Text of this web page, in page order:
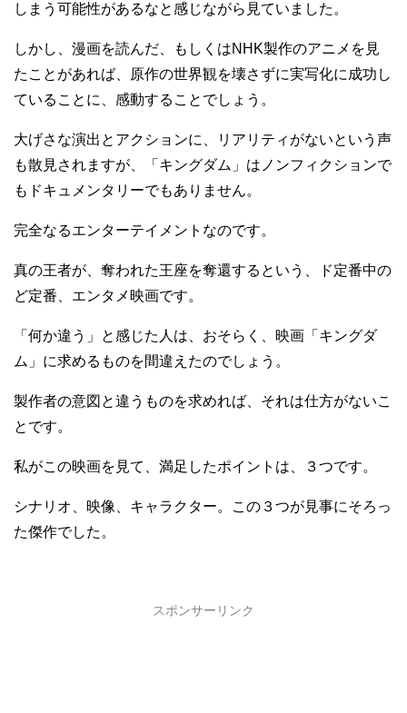
しまう可能性があるなと感じながら見ていました。
しかし、漫画を読んだ、もしくはNHK製作のアニメを見
たことがあれば、原作の世界観を壊さずに実写化に成功し
ていることに、感動することでしょう。
大げさな演出とアクションに、リアリティがないという声
も散見されますが、「キングダム」はノンフィクションで
もドキュメンタリーでもありません。
完全なるエンターテイメントなのです。
真の王者が、奪われた王座を奪還するという、ド定番中の
ど定番、エンタメ映画です。
「何か違う」と感じた人は、おそらく、映画「キングダ
ム」に求めるものを間違えたのでしょう。
製作者の意図と違うものを求めれば、それは仕方がないこ
とです。
私がこの映画を見て、満足したポイントは、３つです。
シナリオ、映像、キャラクター。この３つが見事にそろっ
た傑作でした。
スポンサーリンク